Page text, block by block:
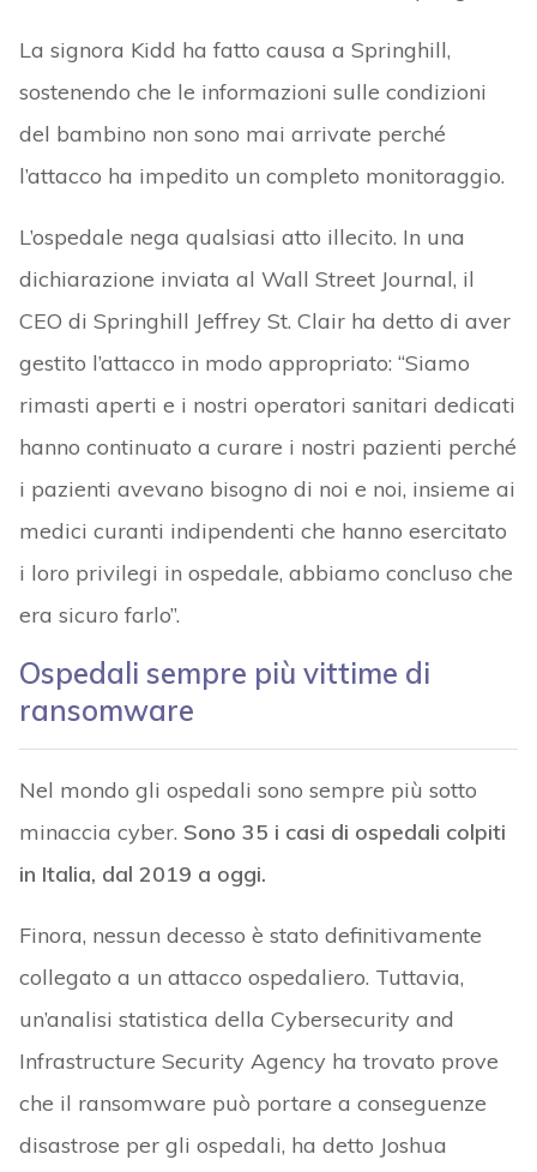
La signora Kidd ha fatto causa a Springhill,
sostenendo che le informazioni sulle condizioni
del bambino non sono mai arrivate perché
l’attacco ha impedito un completo monitoraggio.
L’ospedale nega qualsiasi atto illecito. In una
dichiarazione inviata al Wall Street Journal, il
CEO di Springhill Jeffrey St. Clair ha detto di aver
gestito l’attacco in modo appropriato: “Siamo
rimasti aperti e i nostri operatori sanitari dedicati
hanno continuato a curare i nostri pazienti perché
i pazienti avevano bisogno di noi e noi, insieme ai
medici curanti indipendenti che hanno esercitato
i loro privilegi in ospedale, abbiamo concluso che
era sicuro farlo”.
Ospedali sempre più vittime di
ransomware
Nel mondo gli ospedali sono sempre più sotto
minaccia cyber. Sono 35 i casi di ospedali colpiti
in Italia, dal 2019 a oggi.
Finora, nessun decesso è stato definitivamente
collegato a un attacco ospedaliero. Tuttavia,
un’analisi statistica della Cybersecurity and
Infrastructure Security Agency ha trovato prove
che il ransomware può portare a conseguenze
disastrose per gli ospedali, ha detto Joshua